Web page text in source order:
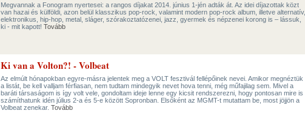
Megvannak a Fonogram nyertesei: a rangos díjakat 2014. június 1-jén adták át. Az idei díjazottak közt
van hazai és külföldi, azon belül klasszikus pop-rock, valamint modern pop-rock album, illetve alternatív,
elektronikus, hip-hop, metal, sláger, szórakoztatózenei, jazz, gyermek és népzenei korong is – lássuk,
ki - mit kapott! Tovább
Ki van a Volton?! - Volbeat
Az elmúlt hónapokban egyre-másra jelentek meg a VOLT fesztivál fellépőinek nevei. Amikor megnéztük
a listát, be kell valljam férfiasan, nem tudtam mindegyik nevet hova tenni, még műfajilag sem. Mivel a
baráti társaságom is így volt vele, gondoltam ideje lenne egy kicsit rendszerezni, hogy pontosan mire is
számíthatunk idén július 2-a és 5-e között Sopronban. Elsőként az MGMT-t mutattam be, most jöjjön a
Volbeat zenekar. Tovább